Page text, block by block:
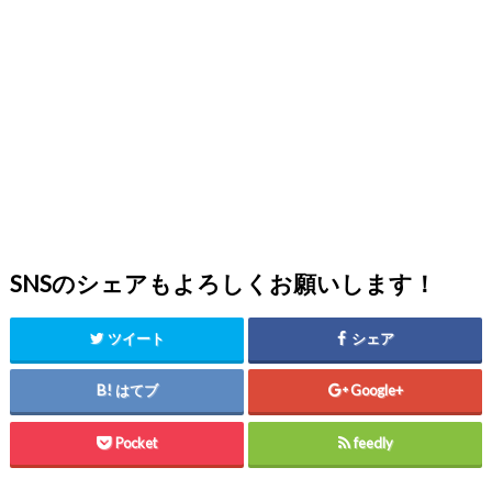
SNSのシェアもよろしくお願いします！
ツイート シェア
はてブ Google+
Pocket feedly